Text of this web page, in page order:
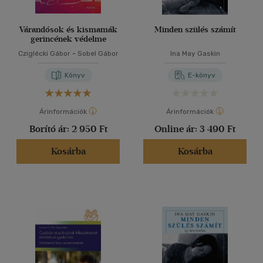
Várandósok és kismamák
gerincének védelme
Cziglécki Gábor - Sobel Gábor
Könyv
Árinformációk
Borító ár: 2 950 Ft
Kosárba
Minden szülés számít
Ina May Gaskin
E-könyv
Árinformációk
Online ár: 3 490 Ft
Kosárba